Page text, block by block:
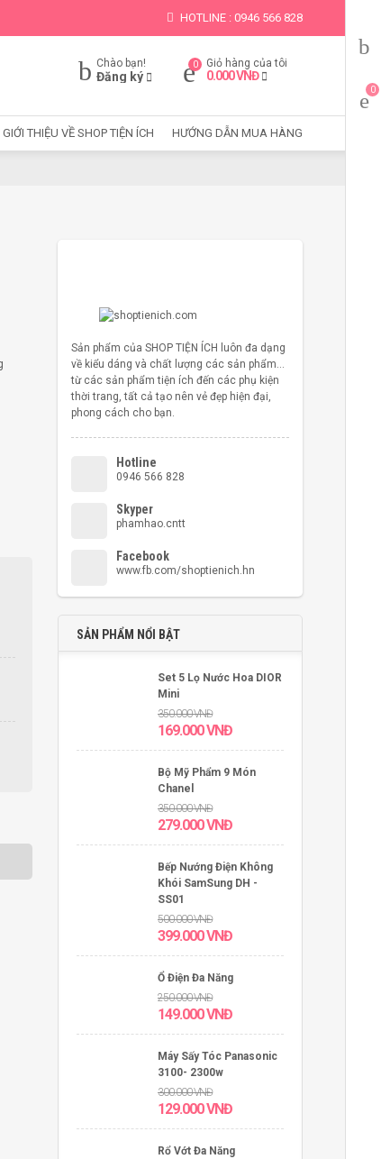
HOTLINE : 0946 566 828
Chào bạn!
Đăng ký
Giỏ hàng của tôi
0.000VNĐ
GIỚI THIỆU VỀ SHOP TIỆN ÍCH HƯỚNG DẪN MUA HÀNG
Sản phẩm của SHOP TIỆN ÍCH luôn đa dạng
về kiểu dáng và chất lượng các sản phẩm…
từ các sản phẩm tiện ích đến các phụ kiện
thời trang, tất cả tạo nên vẻ đẹp hiện đại,
phong cách cho bạn.
Hotline
0946 566 828
Skyper
phamhao.cntt
Facebook
www.fb.com/shoptienich.hn
SẢN PHẨM NỔI BẬT
Set 5 Lọ Nước Hoa DIOR
Mini
350.000VNĐ
169.000VNĐ
Bộ Mỹ Phẩm 9 Món
Chanel
350.000VNĐ
279.000VNĐ
Bếp Nướng Điện Không
Khói SamSung DH -
SS01
500.000VNĐ
399.000VNĐ
Ổ Điện Đa Năng
250.000VNĐ
149.000VNĐ
Máy Sấy Tóc Panasonic
3100- 2300w
300.000VNĐ
129.000VNĐ
Rổ Vớt Đa Năng